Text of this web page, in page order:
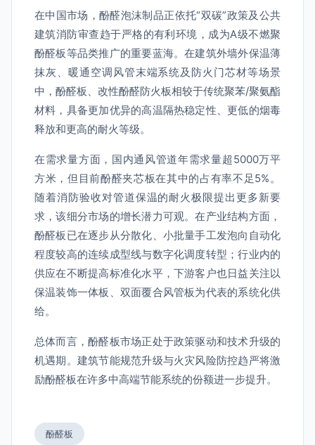
在中国市场，酚醛泡沫制品正依托“双碳”政策及公共
建筑消防审查趋于严格的有利环境，成为A级不燃聚
酚醛板等品类推广的重要蓝海。在建筑外墙外保温薄
抹灰、暖通空调风管末端系统及防火门芯材等场景
中，酚醛板、改性酚醛防火板相较于传统聚苯/聚氨酯
材料，具备更加优异的高温隔热稳定性、更低的烟毒
释放和更高的耐火等级。
在需求量方面，国内通风管道年需求量超5000万平
方米，但目前酚醛夹芯板在其中的占有率不足5%。
随着消防验收对管道保温的耐火极限提出更多新要
求，该细分市场的增长潜力可观。在产业结构方面，
酚醛板已在逐步从分散化、小批量手工发泡向自动化
程度较高的连续成型线与数字化调度转型；行业内的
供应在不断提高标准化水平，下游客户也日益关注以
保温装饰一体板、双面覆合风管板为代表的系统化供
给。
总体而言，酚醛板市场正处于政策驱动和技术升级的
机遇期。建筑节能规范升级与火灾风险防控趋严将激
励酚醛板在许多中高端节能系统的份额进一步提升。
酚醛板